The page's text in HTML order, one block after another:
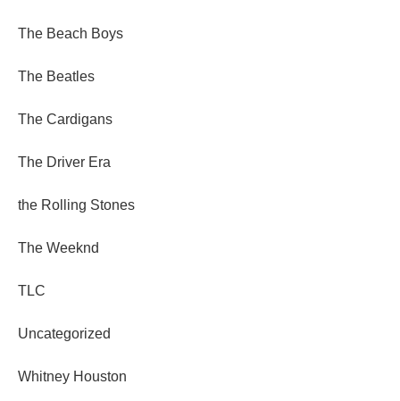
The Beach Boys
The Beatles
The Cardigans
The Driver Era
the Rolling Stones
The Weeknd
TLC
Uncategorized
Whitney Houston